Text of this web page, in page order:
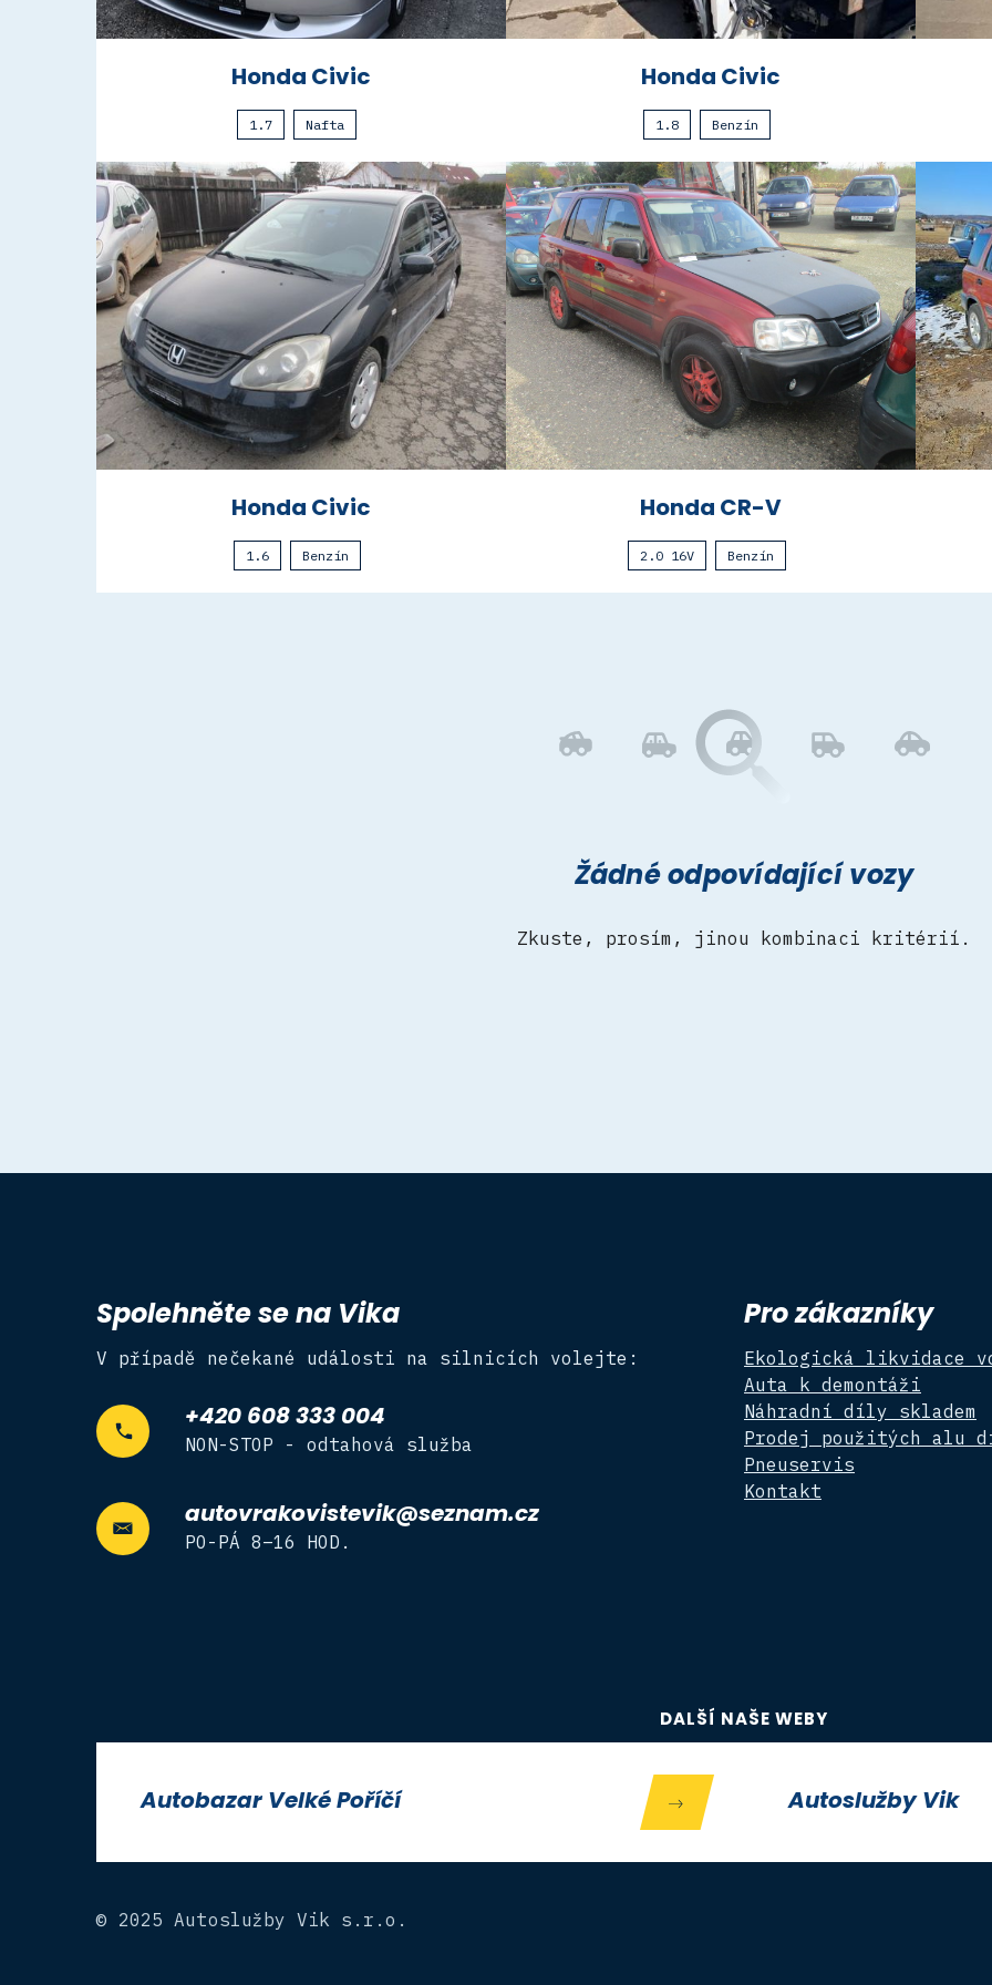
Honda Civic
1.7 Nafta
Honda Civic
1.8 Benzín
Honda Civic
1.6 Benzín
Honda CR-V
2.0 16V Benzín
Žádné odpovídající vozy
Zkuste, prosím, jinou kombinaci kritérií.
Spolehněte se na Vika
V případě nečekané události na silnicích volejte:
+420 608 333 004
NON-STOP - odtahová služba
autovrakovistevik@seznam.cz
PO-PÁ 8–16 HOD.
Pro zákazníky
Ekologická likvidace
Auta k demontáži
Náhradní díly skladem
Prodej použitých alu
Pneuservis
Kontakt
DALŠÍ NAŠE WEBY
Autobazar Velké Poříčí Autoslužby Vik
© 2025 Autoslužby Vik s.r.o.